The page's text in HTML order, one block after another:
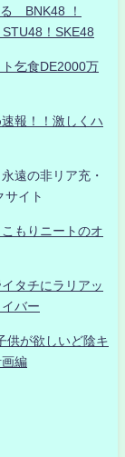
BNK48 ！
！SKE48
乞食DE2000万
報！！激しくハ
遠の非リア充・
サイト
もりニートのオ
タチにラリアッ
バー
供が欲しいど陰キ
編